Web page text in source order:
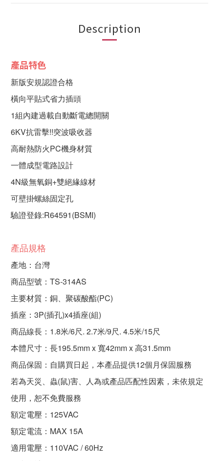
Description
產品特色
新版安規認證合格
橫向平貼式省力插頭
1組內建過載自動斷電總開關
6KV抗雷擊!!突波吸收器
高耐熱防火PC機身材質
一體成型電路設計
4N級無氧銅+雙絕緣線材
可壁掛螺絲固定孔
驗證登錄:R64591(BSMI)
產品規格
產地：台灣
商品型號：TS-314AS
主要材質：銅、聚碳酸酯(PC)
插座：3P(插孔)x4插座(組)
商品線長：1.8米/6尺. 2.7米/9尺. 4.5米/15尺
本體尺寸：長195.5mm x 寬42mm x 高31.5mm
商品保固：自購買日起，本產品提供12個月保固服務
若為天災、蟲(鼠)害、人為或產品匹配性因素，未依規定
使用，恕不免費服務
額定電壓：125VAC
額定電流：MAX 15A
適用電壓：110VAC / 60Hz